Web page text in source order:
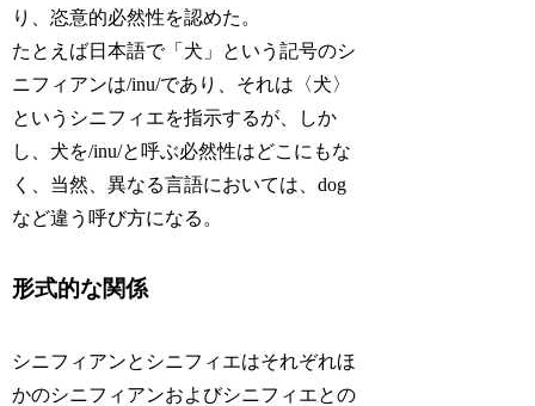
り、恣意的必然性を認めた。
たとえば日本語で「犬」という記号のシ
ニフィアンは/inu/であり、それは〈犬〉
というシニフィエを指示するが、しか
し、犬を/inu/と呼ぶ必然性はどこにもな
く、当然、異なる言語においては、dog
など違う呼び方になる。
形式的な関係
シニフィアンとシニフィエはそれぞれほ
かのシニフィアンおよびシニフィエとの